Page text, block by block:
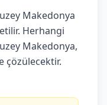
Makedonya
Herhangi
Makedonya,
çözülecektir.